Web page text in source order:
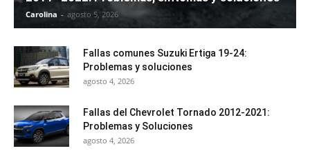
Carolina - agosto 5, 2026
Fallas comunes Suzuki Ertiga 19-24:
Problemas y soluciones
agosto 4, 2026
Fallas del Chevrolet Tornado 2012-2021:
Problemas y Soluciones
agosto 4, 2026